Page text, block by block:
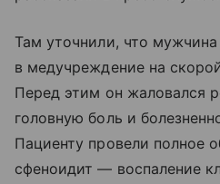
Там уточнили, что мужчина
в медучреждение на
Перед этим он жаловался
головную боль и
Пациенту провели полное
сфеноидит — воспаление